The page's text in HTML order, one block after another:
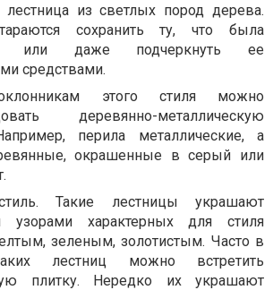
из светлых пород дерева.
сохранить ту, что была
или даже подчеркнуть ее
средствами.
этого стиля можно
деревянно-металлическую
перила металлические, а
окрашенные в серый или
Такие лестницы украшают
узорами характерных для стиля
зеленым, золотистым. Часто в
лестниц можно встретить
плитку. Нередко их украшают